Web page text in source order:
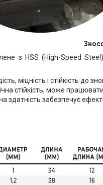
з HSS (High-Speed
міцність і стійкість до
стійкість, може
здатність забезпечує